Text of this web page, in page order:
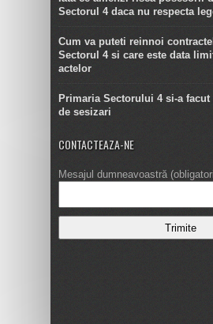
Sectorul 4 daca nu respecta
Cum va puteti reinnoi
Sectorul 4 si care este data
actelor
Primaria Sectorului 4 si-a
de sesizari
CONTACTEAZA-NE
Mesajul dumneavoastră